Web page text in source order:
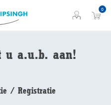
0
u a.u.b. aan!
/ Registratie